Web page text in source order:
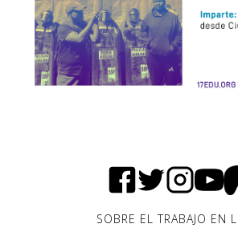
SOBRE EL TRABAJO EN